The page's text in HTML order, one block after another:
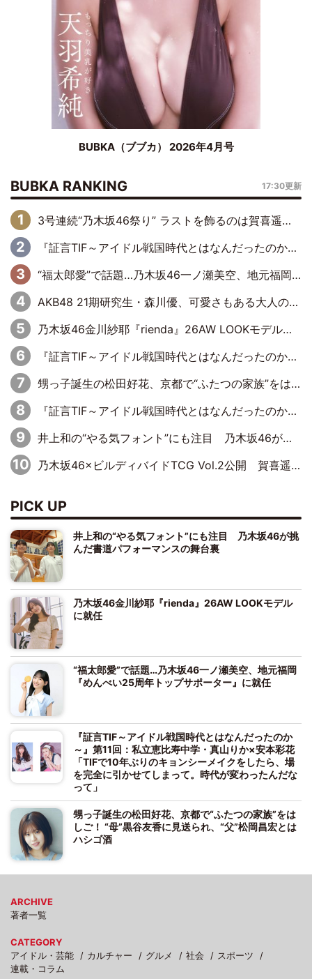
BUBKA（ブブカ） 2026年4月号
BUBKA RANKING 17:30更新
3号連続“乃木坂46祭り” ラストを飾るのは賀喜遥香…5年ぶりの登場に「5年分大人になった私を見ていただけたら」
『証言TIF～アイドル戦国時代とはなんだったのか～』第6回：でんぱ組.inc・古川未鈴×相沢梨紗「『ハロプロやりたかったな』って言ったら、夢眠ねむさんに『てめえはでんぱ組．incなんだよ！』って肩パンされて(笑)」
“福太郎愛”で話題…乃木坂46一ノ瀬美空、地元福岡『めんべい25周年トップサポーター』に就任
AKB48 21期研究生・森川優、可愛さもある大人の女性に
乃木坂46金川紗耶『rienda』26AW LOOKモデルに就任
『証言TIF～アイドル戦国時代とはなんだったのか～』第11回：私立恵比寿中学・真山りか×安本彩花「TIFで10年ぶりのキョンシーメイクをしたら、場を完全に引かせてしまって。時代が変わったんだなって」
甥っ子誕生の松田好花、京都で“ふたつの家族”をはしご！ “母”黒谷友香に見送られ、“父”松岡昌宏とはハシゴ酒
『証言TIF～アイドル戦国時代とはなんだったのか～』第10回：さくら学院・武藤彩未×飯田らうら「正直、中3で辞めるというのを信じてなくて。そう言われてはいたけど、嘘でしょって」
井上和の“やる気フォント”にも注目 乃木坂46が挑んだ書道パフォーマンスの舞台裏
乃木坂46×ビルディバイドTCG Vol.2公開 賀喜遥香＆田村真佑が『京まふ』ステージに登壇
PICK UP
井上和の“やる気フォント”にも注目 乃木坂46が挑
んだ書道パフォーマンスの舞台裏
乃木坂46金川紗耶『rienda』26AW LOOKモデル
に就任
“福太郎愛”で話題…乃木坂46一ノ瀬美空、地元福岡
『めんべい25周年トップサポーター』に就任
『証言TIF～アイドル戦国時代とはなんだったのか
～』第11回：私立恵比寿中学・真山りか×安本彩花
「TIFで10年ぶりのキョンシーメイクをしたら、場
を完全に引かせてしまって。時代が変わったんだな
って」
甥っ子誕生の松田好花、京都で“ふたつの家族”をは
しご！ “母”黒谷友香に見送られ、“父”松岡昌宏とは
ハシゴ酒
ARCHIVE
著者一覧
CATEGORY
アイドル・芸能
カルチャー グルメ 社会
スポーツ
連載・コラム